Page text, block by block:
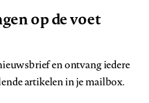
op de voet
en ontvang iedere
artikelen in je mailbox.